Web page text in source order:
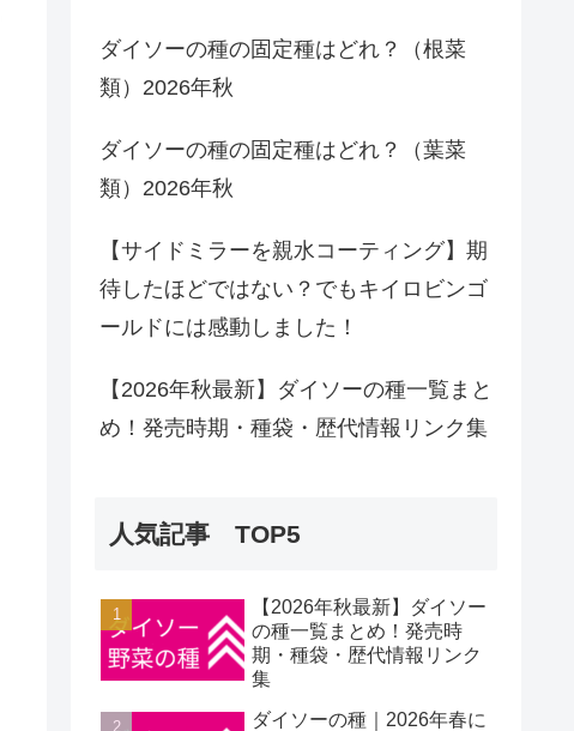
ダイソーの種の固定種はどれ？（根菜
類）2026年秋
ダイソーの種の固定種はどれ？（葉菜
類）2026年秋
【サイドミラーを親水コーティング】期
待したほどではない？でもキイロビンゴ
ールドには感動しました！
【2026年秋最新】ダイソーの種一覧まと
め！発売時期・種袋・歴代情報リンク集
人気記事 TOP5
【2026年秋最新】ダイソー
の種一覧まとめ！発売時
期・種袋・歴代情報リンク
集
ダイソーの種｜2026年春に